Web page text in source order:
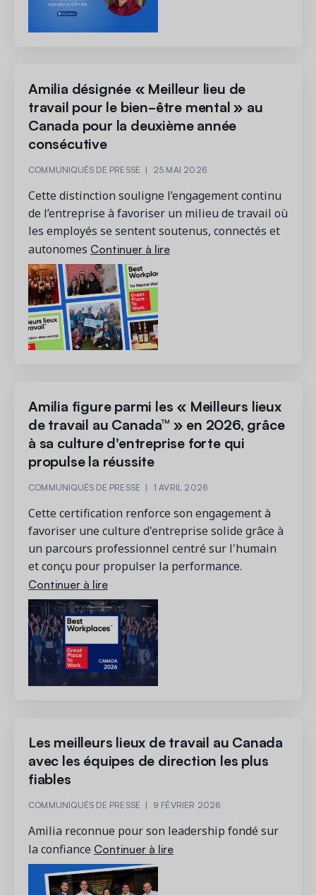
Amilia désignée « Meilleur lieu de
travail pour le bien-être mental » au
Canada pour la deuxième année
consécutive
COMMUNIQUÉS DE PRESSE | 25 MAI 2026
Cette distinction souligne l’engagement continu
de l’entreprise à favoriser un milieu de travail où
les employés se sentent soutenus, connectés et
autonomes Continuer à lire
Amilia figure parmi les « Meilleurs lieux
de travail au Canada™ » en 2026, grâce
à sa culture d'entreprise forte qui
propulse la réussite
COMMUNIQUÉS DE PRESSE | 1 AVRIL 2026
Cette certification renforce son engagement à
favoriser une culture d'entreprise solide grâce à
un parcours professionnel centré sur l'humain
et conçu pour propulser la performance.
Continuer à lire
Les meilleurs lieux de travail au Canada
avec les équipes de direction les plus
fiables
COMMUNIQUÉS DE PRESSE | 9 FÉVRIER 2026
Amilia reconnue pour son leadership fondé sur
la confiance Continuer à lire